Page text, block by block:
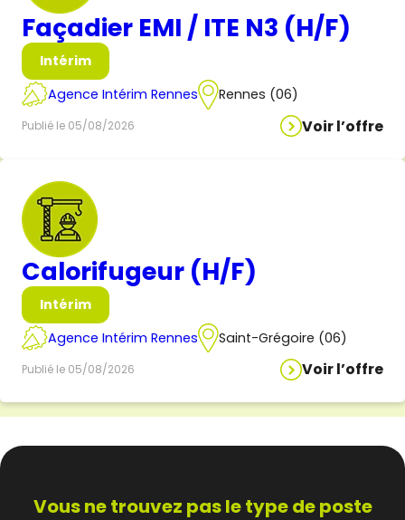
Façadier EMI / ITE N3 (H/F)
Intérim
Agence Intérim Rennes
Rennes (06)
Publié le 05/08/2026 Voir l’offre
Calorifugeur (H/F)
Intérim
Agence Intérim Rennes
Saint-Grégoire (06)
Publié le 05/08/2026 Voir l’offre
Vous ne trouvez pasle type de poste